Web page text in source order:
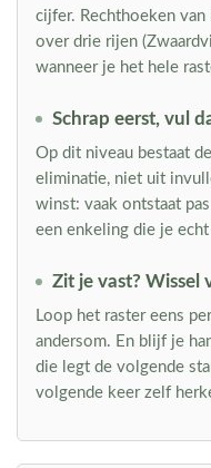
cijfer. Rechthoeken
over drie rijen
wanneer je het hele
Schrap eerst, vul
Op dit niveau bestaat
eliminatie, niet uit
winst: vaak ontstaat
een enkeling die je
Zit je vast? Wissel
Loop het raster eens
andersom. En blijf je
die legt de volgende
volgende keer zelf